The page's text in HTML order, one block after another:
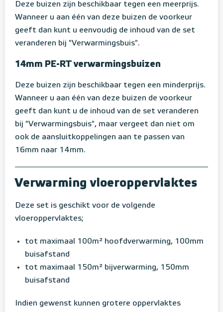
Deze buizen zijn beschikbaar tegen een meerprijs.
Wanneer u aan één van deze buizen de voorkeur
geeft dan kunt u eenvoudig de inhoud van de set
veranderen bij "Verwarmingsbuis".
14mm PE-RT verwarmingsbuizen
Deze buizen zijn beschikbaar tegen een minderprijs.
Wanneer u aan één van deze buizen de voorkeur
geeft dan kunt u de inhoud van de set veranderen
bij "Verwarmingsbuis", maar vergeet dan niet om
ook de aansluitkoppelingen aan te passen van
16mm naar 14mm.
Verwarming vloeroppervlaktes
Deze set is geschikt voor de volgende
vloeroppervlaktes;
tot maximaal 100m² hoofdverwarming, 100mm
buisafstand
tot maximaal 150m² bijverwarming, 150mm
buisafstand
Indien gewenst kunnen grotere oppervlaktes